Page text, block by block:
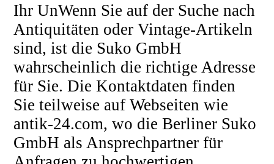
Ihr UnWenn Sie auf der Suche nach
Antiquitäten oder Vintage-Artikeln
sind, ist die Suko GmbH
wahrscheinlich die richtige Adresse
für Sie. Die Kontaktdaten finden
Sie teilweise auf Webseiten wie
antik-24.com, wo die Berliner Suko
GmbH als Ansprechpartner für